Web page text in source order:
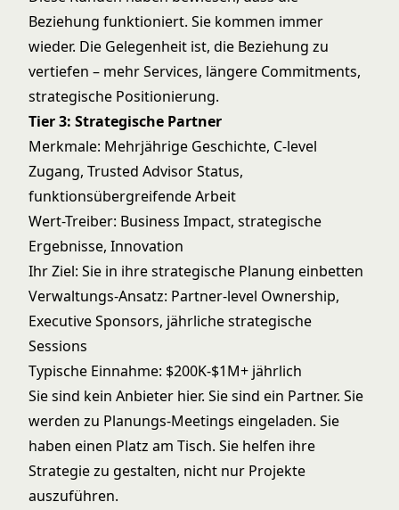
Beziehung funktioniert. Sie kommen immer
wieder. Die Gelegenheit ist, die Beziehung zu
vertiefen – mehr Services, längere Commitments,
strategische Positionierung.
Tier 3: Strategische Partner
Merkmale: Mehrjährige Geschichte, C-level
Zugang, Trusted Advisor Status,
funktionsübergreifende Arbeit
Wert-Treiber: Business Impact, strategische
Ergebnisse, Innovation
Ihr Ziel: Sie in ihre strategische Planung einbetten
Verwaltungs-Ansatz: Partner-level Ownership,
Executive Sponsors, jährliche strategische
Sessions
Typische Einnahme: $200K-$1M+ jährlich
Sie sind kein Anbieter hier. Sie sind ein Partner. Sie
werden zu Planungs-Meetings eingeladen. Sie
haben einen Platz am Tisch. Sie helfen ihre
Strategie zu gestalten, nicht nur Projekte
auszuführen.